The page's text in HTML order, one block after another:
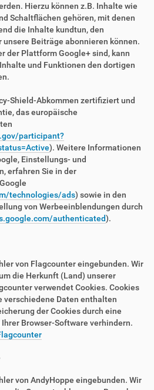
Hierzu können z.B. Inhalte wie
Schaltflächen gehören, mit denen
die Inhalte kundtun, den
Beiträge abonnieren können.
der Plattform Google+ sind, kann
und Funktionen den dortigen
Shield-Abkommen zertifiziert und
das europäische
participant?
). Weitere Informationen
Einstellungs- und
erfahren Sie in der
technologies/ads) sowie in den
von Werbeeinblendungen durch
authenticated).
von Flagcounter eingebunden. Wir
die Herkunft (Land) unserer
verwendet Cookies. Cookies
verschiedene Daten enthalten
der Cookies durch eine
Browser-Software verhindern.
von AndyHoppe eingebunden. Wir